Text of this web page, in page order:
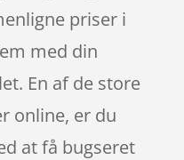
priser i
med din
En af de store
online, er du
at få bugseret